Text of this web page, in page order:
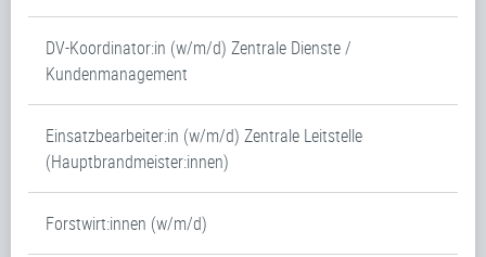
DV-Koordinator:in (w/m/d) Zentrale Dienste /
Kundenmanagement
Einsatzbearbeiter:in (w/m/d) Zentrale Leitstelle
(Hauptbrandmeister:innen)
Forstwirt:innen (w/m/d)